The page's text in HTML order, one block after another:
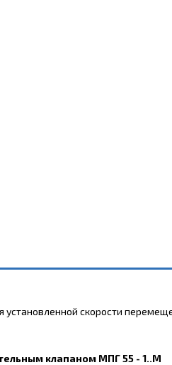
скорости
клапаном МПГ 55 - 1..М